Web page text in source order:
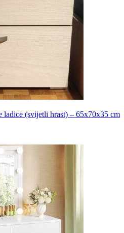
(svijetli hrast) – 65x70x35 cm